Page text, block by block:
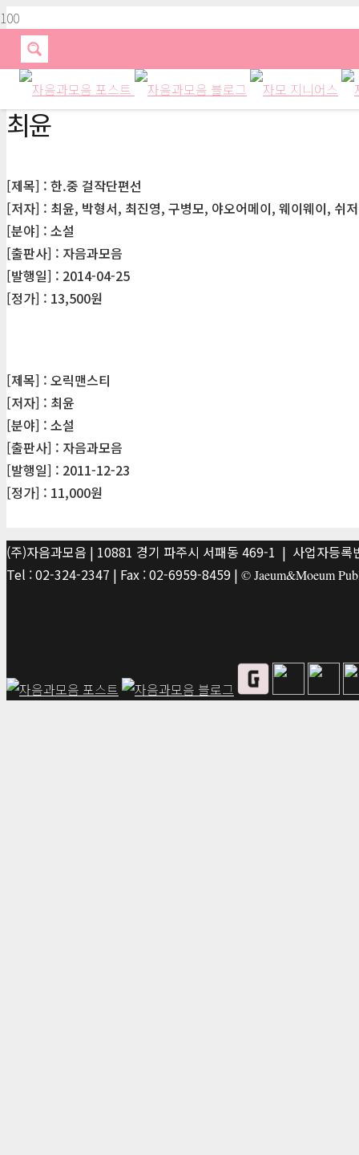
최윤
[제목] : 한.중 걸작단편선
[저자] : 최윤, 박형서, 최진영, 구병모, 야오어메이, 웨이웨이, 쉬
[분야] : 소설
[출판사] : 자음과모음
[발행일] : 2014-04-25
[정가] : 13,500원
[제목] : 오릭맨스티
[저자] : 최윤
[분야] : 소설
[출판사] : 자음과모음
[발행일] : 2011-12-23
[정가] : 11,000원
(주)자음과모음 | 10881 경기 파주시 서패동 469-1 | 사업자등
Tel : 02-324-2347 | Fax : 02-6959-8459 | © Jaeum&Moeum